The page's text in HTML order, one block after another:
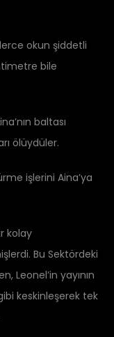
okun şiddetli
bile
baltası
ölüydüler.
işlerini Aina’ya
kolay
Bu Sektördeki
Leonel’in yayının
keskinleşerek tek